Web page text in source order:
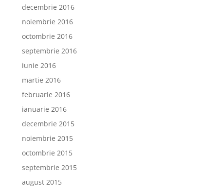
decembrie 2016
noiembrie 2016
octombrie 2016
septembrie 2016
iunie 2016
martie 2016
februarie 2016
ianuarie 2016
decembrie 2015
noiembrie 2015
octombrie 2015
septembrie 2015
august 2015